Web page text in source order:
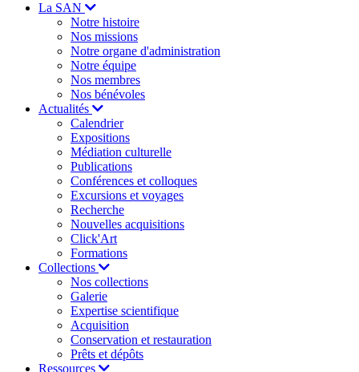
La SAN
Notre histoire
Nos missions
Notre organe d'administration
Notre équipe
Nos membres
Nos bénévoles
Actualités
Calendrier
Expositions
Médiation culturelle
Publications
Conférences et colloques
Excursions et voyages
Recherche
Nouvelles acquisitions
Click'Art
Formations
Collections
Nos collections
Galerie
Expertise scientifique
Acquisition
Conservation et restauration
Prêts et dépôts
Ressources